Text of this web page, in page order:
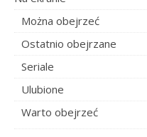
Można obejrzeć
Ostatnio obejrzane
Seriale
Ulubione
Warto obejrzeć